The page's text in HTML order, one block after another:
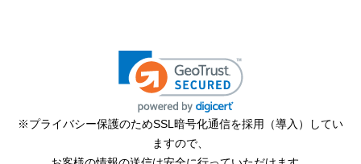
予定の期日までに商品が届きましたか？
はい
商品の梱包は必要十分なものでしたか？
※プライバシー保護のためSSL暗号化通信を採用（導入）してい
ますので、